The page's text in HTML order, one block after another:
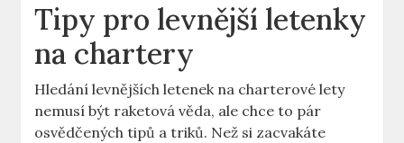
Tipy pro levnější letenky
na chartery
Hledání levnějších letenek na charterové lety
nemusí být raketová věda, ale chce to pár
osvědčených tipů a triků. Než si zacvakáte